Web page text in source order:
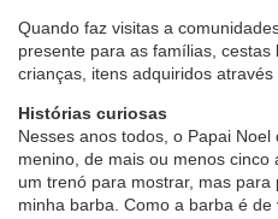
Quando faz visitas a
presente para as famílias,
crianças, itens adquiridos
Histórias curiosas
Nesses anos todos, o Papai
menino, de mais ou menos
um trenó para mostrar, mas
minha barba. Como a barba é de